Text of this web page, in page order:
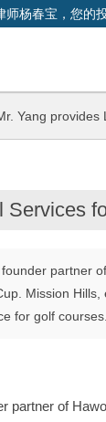
杨春宝，您的
Yang provides
Services
partner
Mission
for golf
partner of